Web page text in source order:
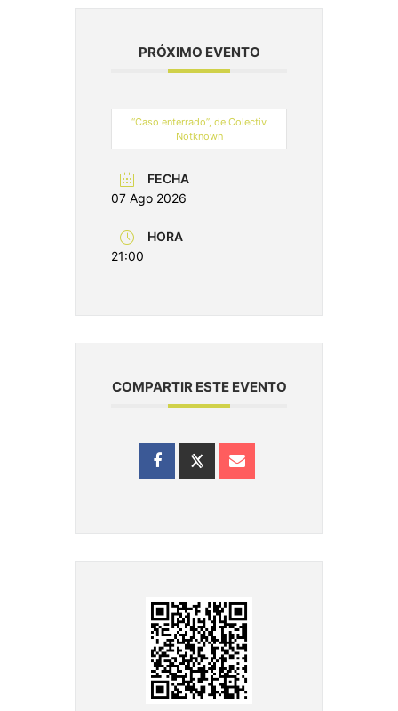
PRÓXIMO EVENTO
“Caso enterrado”, de Colectiv
Notknown
FECHA
07 Ago 2026
HORA
21:00
COMPARTIR ESTE EVENTO